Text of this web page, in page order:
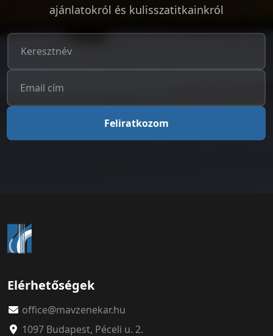
ajánlatokról és kulisszatitkainkról
Feliratkozom
Elérhetőségek
office@mavzenekar.hu
1097 Budapest, Péceli u. 2.